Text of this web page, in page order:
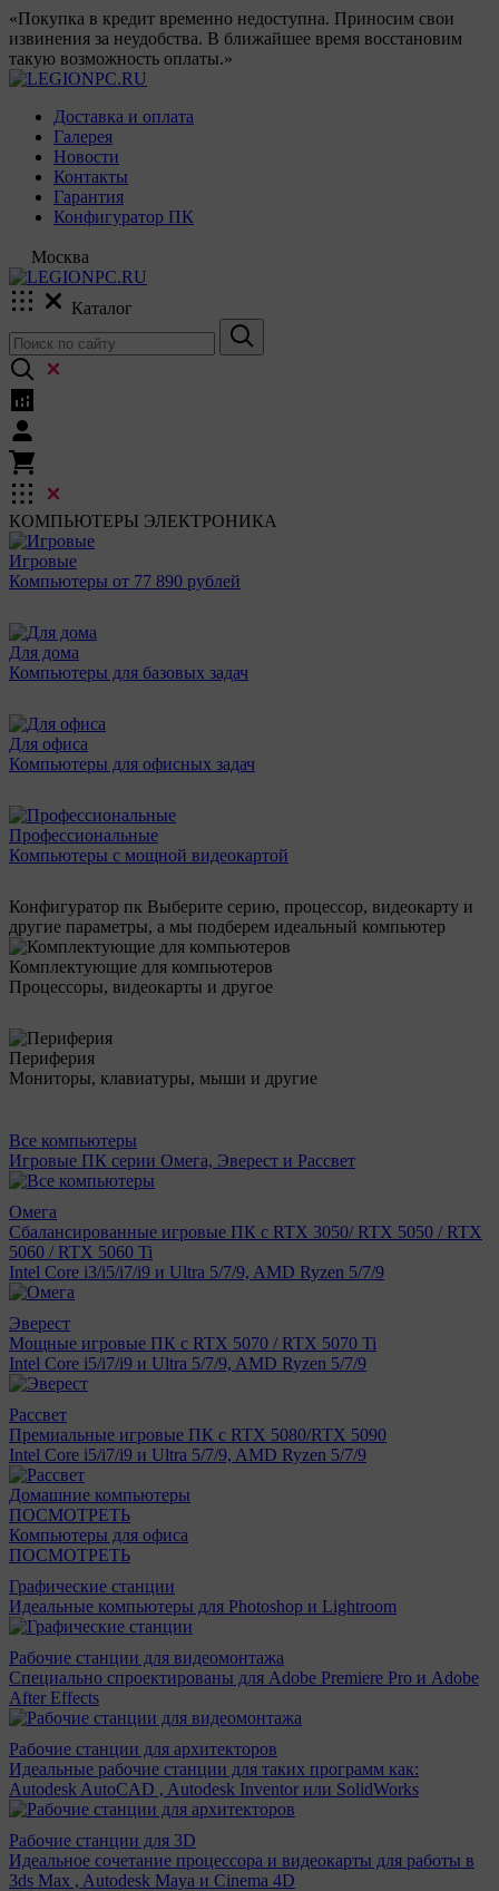
«Покупка в кредит временно недоступна. Приносим свои
извинения за неудобства. В ближайшее время восстановим
такую возможность оплаты.»
Доставка и оплата
Галерея
Новости
Контакты
Гарантия
Конфигуратор ПК
Москва
Каталог
КОМПЬЮТЕРЫ ЭЛЕКТРОНИКА
Игровые
Компьютеры от 77 890 рублей
Для дома
Компьютеры для базовых задач
Для офиса
Компьютеры для офисных задач
Профессиональные
Компьютеры с мощной видеокартой
Конфигуратор пк Выберите серию, процессор, видеокарту и
другие параметры, а мы подберем идеальный компьютер
Комплектующие для компьютеров
Процессоры, видеокарты и другое
Периферия
Мониторы, клавиатуры, мыши и другие
Все компьютеры
Игровые ПК серии Омега, Эверест и Рассвет
Омега
Сбалансированные игровые ПК с RTX 3050/ RTX 5050 / RTX
5060 / RTX 5060 Ti
Intel Core i3/i5/i7/i9 и Ultra 5/7/9, AMD Ryzen 5/7/9
Эверест
Мощные игровые ПК с RTX 5070 / RTX 5070 Ti
Intel Core i5/i7/i9 и Ultra 5/7/9, AMD Ryzen 5/7/9
Рассвет
Премиальные игровые ПК с RTX 5080/RTX 5090
Intel Core i5/i7/i9 и Ultra 5/7/9, AMD Ryzen 5/7/9
Домашние компьютеры
ПОСМОТРЕТЬ
Компьютеры для офиса
ПОСМОТРЕТЬ
Графические станции
Идеальные компьютеры для Photoshop и Lightroom
Рабочие станции для видеомонтажа
Специально спроектированы для Adobe Premiere Pro и Adobe
After Effects
Рабочие станции для архитекторов
Идеальные рабочие станции для таких программ как:
Autodesk AutoCAD , Autodesk Inventor или SolidWorks
Рабочие станции для 3D
Идеальное сочетание процессора и видеокарты для работы в
3ds Max , Autodesk Maya и Cinema 4D